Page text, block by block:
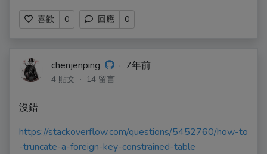
喜歡 0 回應 0
chenjenping · 7年前
4 貼文 · 14 留言
沒錯
https://stackoverflow.com/questions/5452760/how-to
-truncate-a-foreign-key-constrained-table